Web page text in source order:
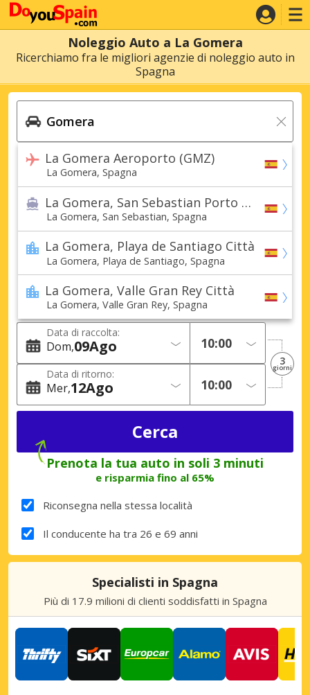
Noleggio Auto a La Gomera
Ricerchiamo fra le migliori agenzie di noleggio auto in
Spagna
La Gomera Aeroporto (GMZ)
La Gomera, Spagna
La Gomera, San Sebastian Porto Marittimo
La Gomera, San Sebastian, Spagna
La Gomera, Playa de Santiago Città
La Gomera, Playa de Santiago, Spagna
La Gomera, Valle Gran Rey Città
La Gomera, Valle Gran Rey, Spagna
Data di raccolta:
Dom 09Ago
Data di ritorno:
Mer 12Ago
3
giorni
Prenota la tua auto in soli 3 minuti
e risparmia fino al 65%
Riconsegna nella stessa località
Il conducente ha tra 26 e 69 anni
Specialisti in Spagna
Più di 17.9 milioni di clienti soddisfatti in Spagna